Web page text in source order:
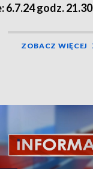
6.7.24 godz. 21.30
ZOBACZ WIĘCEJ